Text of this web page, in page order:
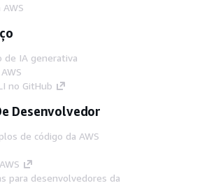
de IA generativa
no GitHub
Desenvolvedor
de código da AWS
para desenvolvedores da